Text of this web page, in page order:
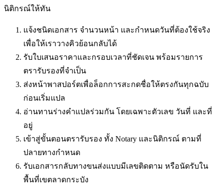
นิติกรณ์ให้ทัน
แจ้งชนิดเอกสาร จำนวนหน้า และกำหนดวันที่ต้องใช้จริง
เพื่อให้เราวางคิวย้อนกลับได้
รับใบเสนอราคาและกรอบเวลาที่ชัดเจน พร้อมรายการ
ตรารับรองที่จำเป็น
ส่งหน้าพาสปอร์ตเพื่อล็อกการสะกดชื่อให้ตรงกันทุกฉบับ
ก่อนเริ่มแปล
อ่านทานร่างคำแปลร่วมกัน โดยเฉพาะตัวเลข วันที่ และที่
อยู่
เข้าสู่ขั้นตอนตรารับรอง ทั้ง Notary และนิติกรณ์ ตามที่
ปลายทางกำหนด
รับเอกสารกลับทางขนส่งแบบมีเลขติดตาม หรือนัดรับใน
พื้นที่เขตลาดกระบัง